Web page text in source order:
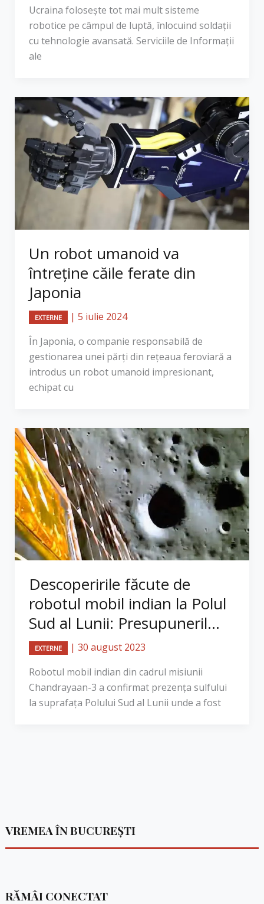
Ucraina folosește tot mai mult sisteme
robotice pe câmpul de luptă, înlocuind soldații
cu tehnologie avansată. Serviciile de Informații
ale
Un robot umanoid va
întreține căile ferate din
Japonia
EXTERNE | 5 iulie 2024
În Japonia, o companie responsabilă de
gestionarea unei părți din rețeaua feroviară a
introdus un robot umanoid impresionant,
echipat cu
Descoperirile făcute de
robotul mobil indian la Polul
Sud al Lunii: Presupuneril...
EXTERNE | 30 august 2023
Robotul mobil indian din cadrul misiunii
Chandrayaan-3 a confirmat prezenţa sulfului
la suprafaţa Polului Sud al Lunii unde a fost
VREMEA ÎN BUCUREȘTI
RĂMÂI CONECTAT